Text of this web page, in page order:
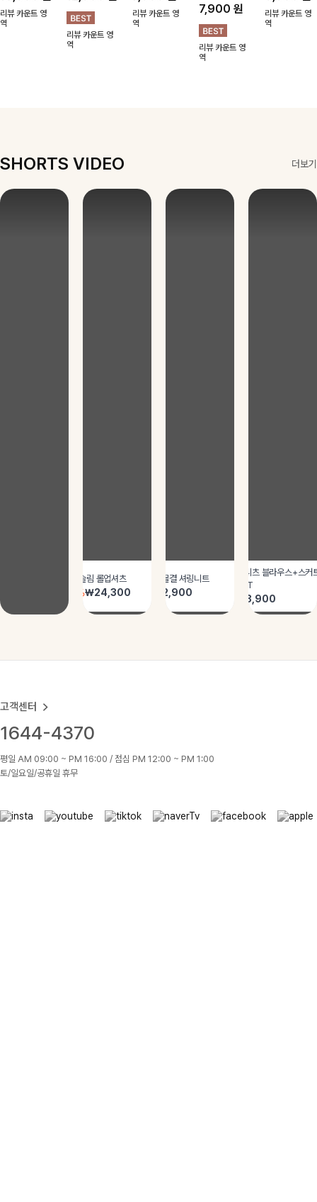
하면서도 존재감
있는 디자인으로
리뷰 카운트 영
역
로 변색 걱정 없
이 데일리로 착
용하기 좋아요-
리뷰 카운트 영
역
과하지 않은 포
인트가 되어줘
리뷰 카운트 영
역
안에 큐빅을 담
아 더욱 고급스
럽게 연출되는
귀걸이에요~!
7,900 원
리뷰 카운트 영
역
골드, 실버 컬러
로 구성돼 어떤
리뷰 카운트 영
역
SHORTS VIDEO 더보기
고객센터
1644-4370
평일 AM 09:00 ~ PM 16:00 / 점심 PM 12:00 ~ PM 1:00
토/일요일/공휴일 휴무